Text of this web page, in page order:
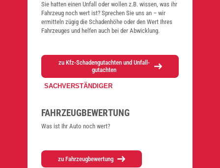
Sie hat­ten einen Unfall oder wol­len z.B. wis­sen, was ihr
Fahr­zeug noch wert ist? Spre­chen Sie uns an – wir
ermit­teln zügig die Scha­den­hö­he oder den Wert Ihres
Fahr­zeu­ges und hel­fen auch bei der Abwick­lung.
zu Kfz-Scha­den­gut­ach­ten und Unfall­
gut­ach­ten
SACHVERSTÄNDIGER
FAHR­ZEUG­BE­WER­TUNG
Was ist Ihr Auto noch wert?
zu Fahr­zeug­be­wer­tung